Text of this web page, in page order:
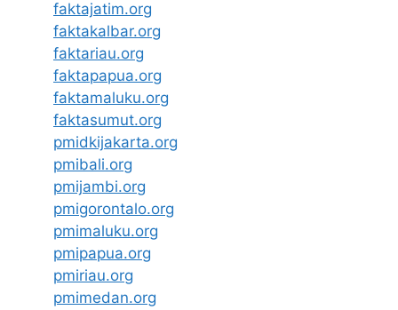
faktajatim.org
faktakalbar.org
faktariau.org
faktapapua.org
faktamaluku.org
faktasumut.org
pmidkijakarta.org
pmibali.org
pmijambi.org
pmigorontalo.org
pmimaluku.org
pmipapua.org
pmiriau.org
pmimedan.org